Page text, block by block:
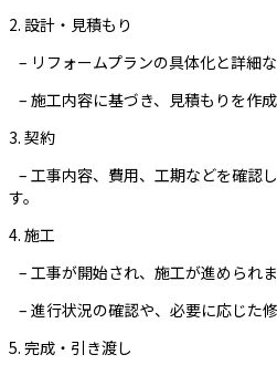
2. 設計・見積もり
– リフォームプランの具体化と詳細な
– 施工内容に基づき、見積もりを作成
3. 契約
– 工事内容、費用、工期などを確認
す。
4. 施工
– 工事が開始され、施工が進められま
– 進行状況の確認や、必要に応じた修
5. 完成・引き渡し